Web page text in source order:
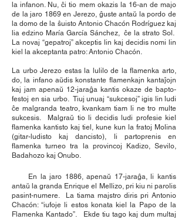
la infanon. Nu, ĉi tio mem okazis la 16-an de majo
de la jaro 1869 en Jerezo, ĝuste antaŭ la pordo de
la domo de la ŝuisto Antonio Chacón Rodríguez kaj
lia edzino María García Sánchez, ĉe la strato Sol.
La novaj “gepatroj” akceptis lin kaj decidis nomi lin
kiel la akceptanta patro: Antonio Chacón.
La urbo Jerezo estas la lulilo de la flamenka arto,
do, la infano aŭdis konstante flamenkajn kantaĵojn
kaj jam apenaŭ 12-jaraĝa kantis okaze de bapto-
festoj en sia urbo. Tiuj unuaj “sukcesoj” igis lin ludi
ĉe malgranda teatro, kvankam tiam li ne tro multe
sukcesis. Malgraŭ tio li decidis ludi profesie kiel
flamenka kantisto kaj tiel, kune kun la fratoj Molina
(gitar-ludisto kaj dancisto), li partoprenis en
flamenka turneo tra la provincoj Kadizo, Sevilo,
Badahozo kaj Onubo.
En la jaro 1886, apenaŭ 17-jaraĝa, li kantis
antaŭ la granda Enrique el Mellizo, pri kiu ni parolis
pasint-numere. La tiama majstro diris pri Antonio
Chacón: “iufoje li estos konata kiel la Papo de la
Flamenka Kantado”. Ekde tiu tago kaj dum multaj